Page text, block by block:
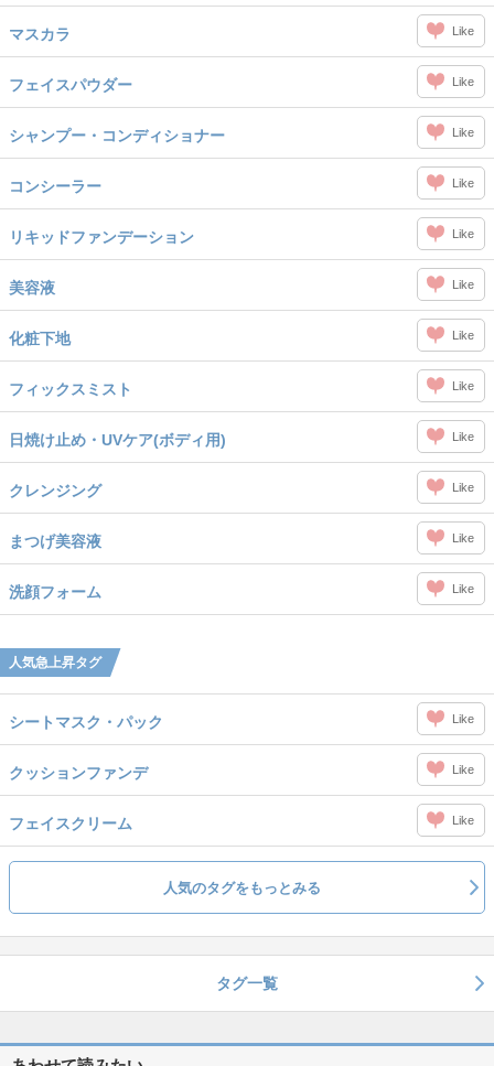
マスカラ Like
フェイスパウダー Like
シャンプー・コンディショナー Like
コンシーラー Like
リキッドファンデーション Like
美容液 Like
化粧下地 Like
フィックスミスト Like
日焼け止め・UVケア(ボディ用) Like
クレンジング Like
まつげ美容液 Like
洗顔フォーム Like
人気急上昇タグ
シートマスク・パック Like
クッションファンデ Like
フェイスクリーム Like
人気のタグをもっとみる
タグ一覧